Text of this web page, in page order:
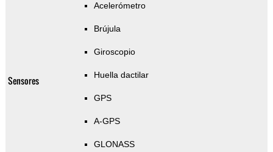
Sensores
Acelerómetro
Brújula
Giroscopio
Huella dactilar
GPS
A-GPS
GLONASS